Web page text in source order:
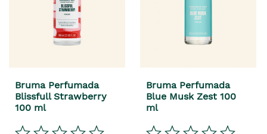
Bruma Perfumada
Blissfull Strawberry
100 ml
Bruma Perfumada
Blue Musk Zest 100
ml